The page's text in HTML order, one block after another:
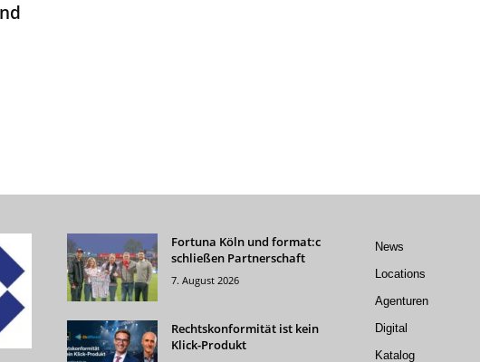
Fortuna Köln und format:c
schließen Partnerschaft
7. August 2026
Rechtskonformität ist kein
Klick-Produkt
News
Locations
Agenturen
Digital
Katalog